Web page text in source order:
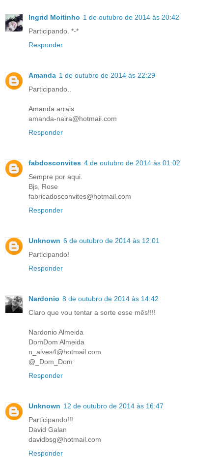
Ingrid Moitinho 1 de outubro de 2014 às 20:42
Participando. *-*
Responder
Amanda 1 de outubro de 2014 às 22:29
Participando..
Amanda arrais
amanda-naira@hotmail.com
Responder
fabdosconvites 4 de outubro de 2014 às 01:02
Sempre por aqui.
Bjs, Rose
fabricadosconvites@hotmail.com
Responder
Unknown 6 de outubro de 2014 às 12:01
Participando!
Responder
Nardonio 8 de outubro de 2014 às 14:42
Claro que vou tentar a sorte esse mês!!!!
Nardonio Almeida
DomDom Almeida
n_alves4@hotmail.com
@_Dom_Dom
Responder
Unknown 12 de outubro de 2014 às 16:47
Participando!!!
David Galan
davidbsg@hotmail.com
Responder